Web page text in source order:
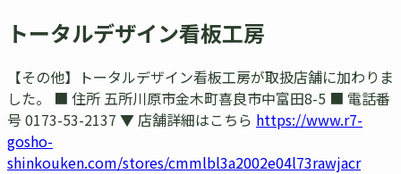
トータルデザイン看板工房
【その他】トータルデザイン看板工房が取扱店舗に加わりま
した。 ■ 住所 五所川原市金木町喜良市中富田8-5 ■ 電話番
号 0173-53-2137 ▼ 店舗詳細はこちら https://www.r7-
gosho-
shinkouken.com/stores/cmmlbl3a2002e04l73rawjacr